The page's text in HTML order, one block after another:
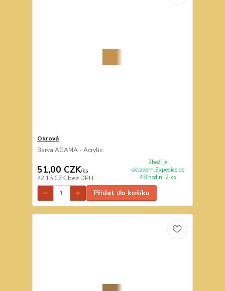
Okrová
Barva AGAMA - Acrylic.
51,00 CZK/ks
42,15 CZK bez DPH
Zboží je
skladem.Expedice do
48 hodin. 2 ks
Přidat do košíku